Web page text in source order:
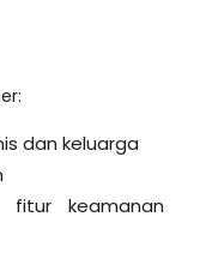
dan keluarga
fitur keamanan